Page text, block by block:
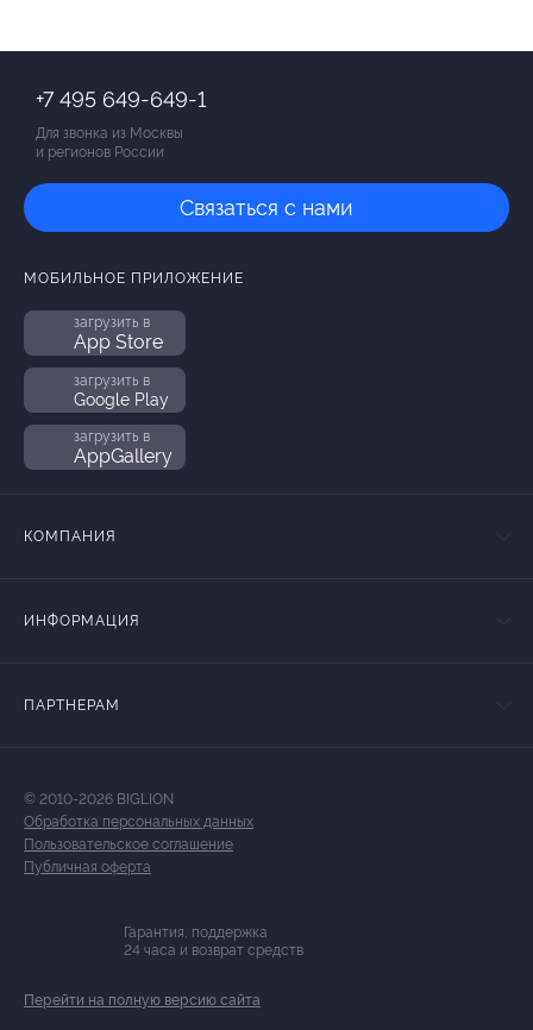
+7 495 649-649-1
Для звонка из Москвы
и регионов России
Связаться с нами
МОБИЛЬНОЕ ПРИЛОЖЕНИЕ
загрузить в
App Store
загрузить в
Google Play
загрузить в
AppGallery
КОМПАНИЯ
ИНФОРМАЦИЯ
ПАРТНЕРАМ
© 2010-2026 BIGLION
Обработка персональных данных
Пользовательское соглашение
Публичная оферта
Гарантия, поддержка
24 часа и возврат средств
Перейти на полную версию сайта